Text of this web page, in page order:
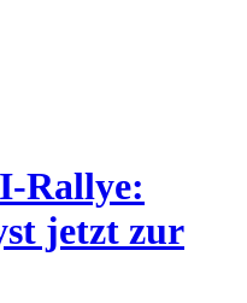
Rallye:
jetzt zur